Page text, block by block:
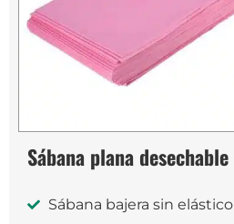
Sábana plana desechable
Sábana bajera sin elástico